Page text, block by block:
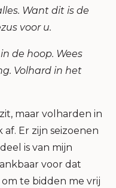
Want dit is de
voor u.
de hoop. Wees
Volhard in het
maar volharden in
Er zijn seizoenen
is van mijn
voor dat
te bidden me vrij